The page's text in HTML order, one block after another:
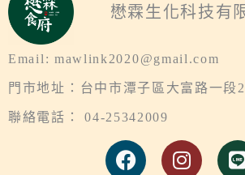
懋霖生化科技有
Email: mawlink2020@gmail.com
門市地址：台中市潭子區大富路一段
聯絡電話： 04-25342009
F
a
I
n
i